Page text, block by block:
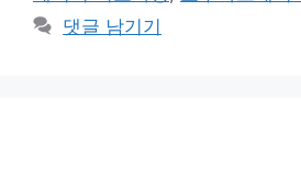
댓글 남기기